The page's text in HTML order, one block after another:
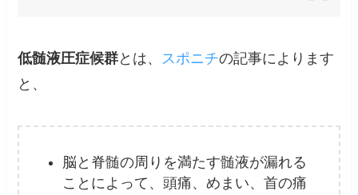
低髄液圧症候群とは、 スポニチの記事によります
と、
脳と脊髄の周りを満たす髄液が漏れる
ことによって、頭痛、めまい、首の痛